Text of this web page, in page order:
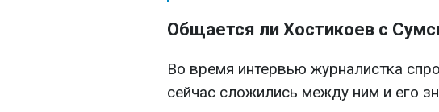
Общается ли Хостикоев с
Во время интервью журналистка
сейчас сложились между ним и его